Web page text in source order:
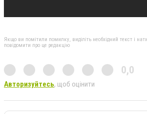
Якщо ви помітили помилку, виділіть необхідний текст і
повідомити про це редакцію
0,0
Авторизуйтесь, щоб оцінити